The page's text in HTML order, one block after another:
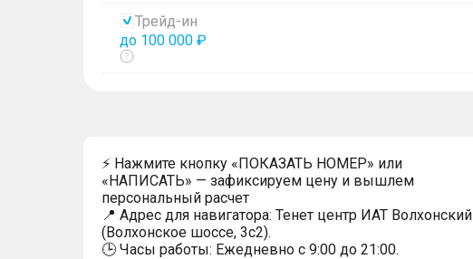
Трейд-ин
до 100 000 ₽
Показать
⚡ Нажмите кнопку «ПОКАЗАТЬ НОМЕР» или
«НАПИСАТЬ» — зафиксируем цену и вышлем
персональный расчет
📍 Адрес для навигатора: Тенет центр ИАТ Волхонский
(Волхонское шоссе, 3с2).
🕒 Часы работы: Ежедневно с 9:00 до 21:00.